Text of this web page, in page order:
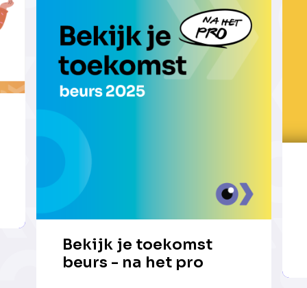
Bekijk je toekomst
beurs - na het pro